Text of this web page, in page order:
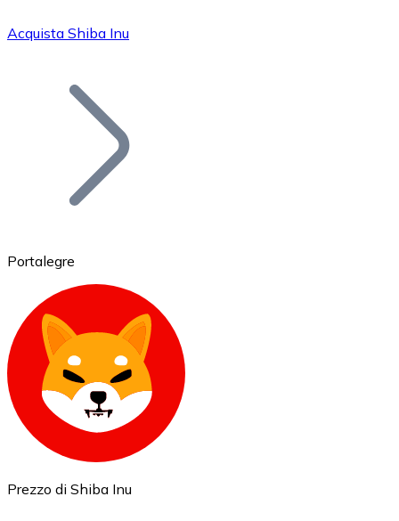
Bitcoin
Ethereum
ETH
Acquista Shiba Inu
Portalegre
Prezzo di Shiba Inu